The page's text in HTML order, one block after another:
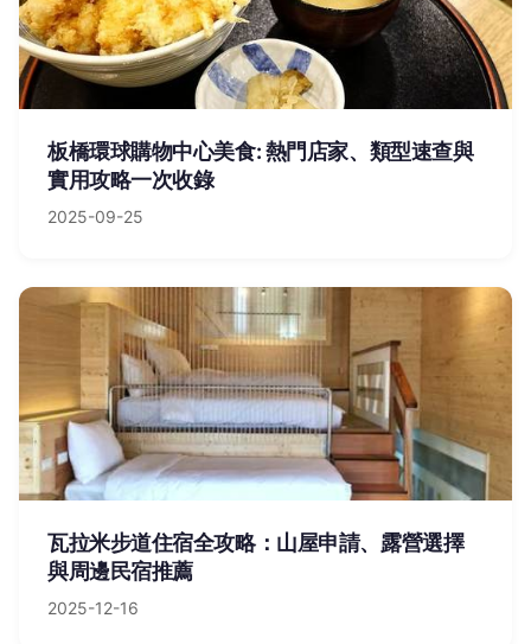
板橋環球購物中心美食: 熱門店家、類型速查與
實用攻略一次收錄
2025-09-25
瓦拉米步道住宿全攻略：山屋申請、露營選擇
與周邊民宿推薦
2025-12-16